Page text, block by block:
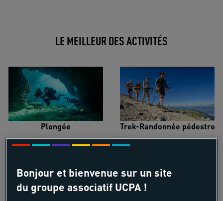
LE MEILLEUR DES ACTIVITÉS
Plongée Trek-Randonnée pédestre
Bonjour et bienvenue sur un site
du groupe associatif UCPA !